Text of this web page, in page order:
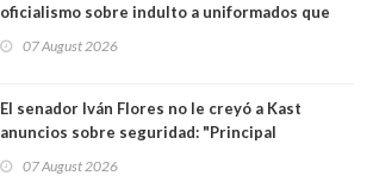
oficialismo sobre indulto a uniformados que
07 August 2026
El senador Iván Flores no le creyó a Kast
anuncios sobre seguridad: "Principal
perseguir ruta del dinero y levantar secreto
07 August 2026